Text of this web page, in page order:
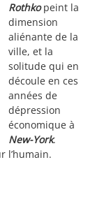
Rothkopeint la
dimension
aliénante de la
ville, et la
solitude qui en
découle en ces
années de
dépression
économique à
New-York.
l’humain.